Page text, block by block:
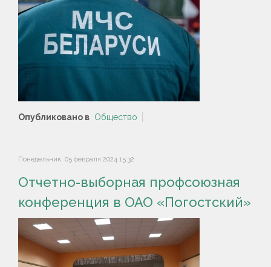
Опубликовано в Общество
Понедельник, 05 февраля 2024 15:32
Отчетно-выборная профсоюзная
конференция в ОАО «Погостский»